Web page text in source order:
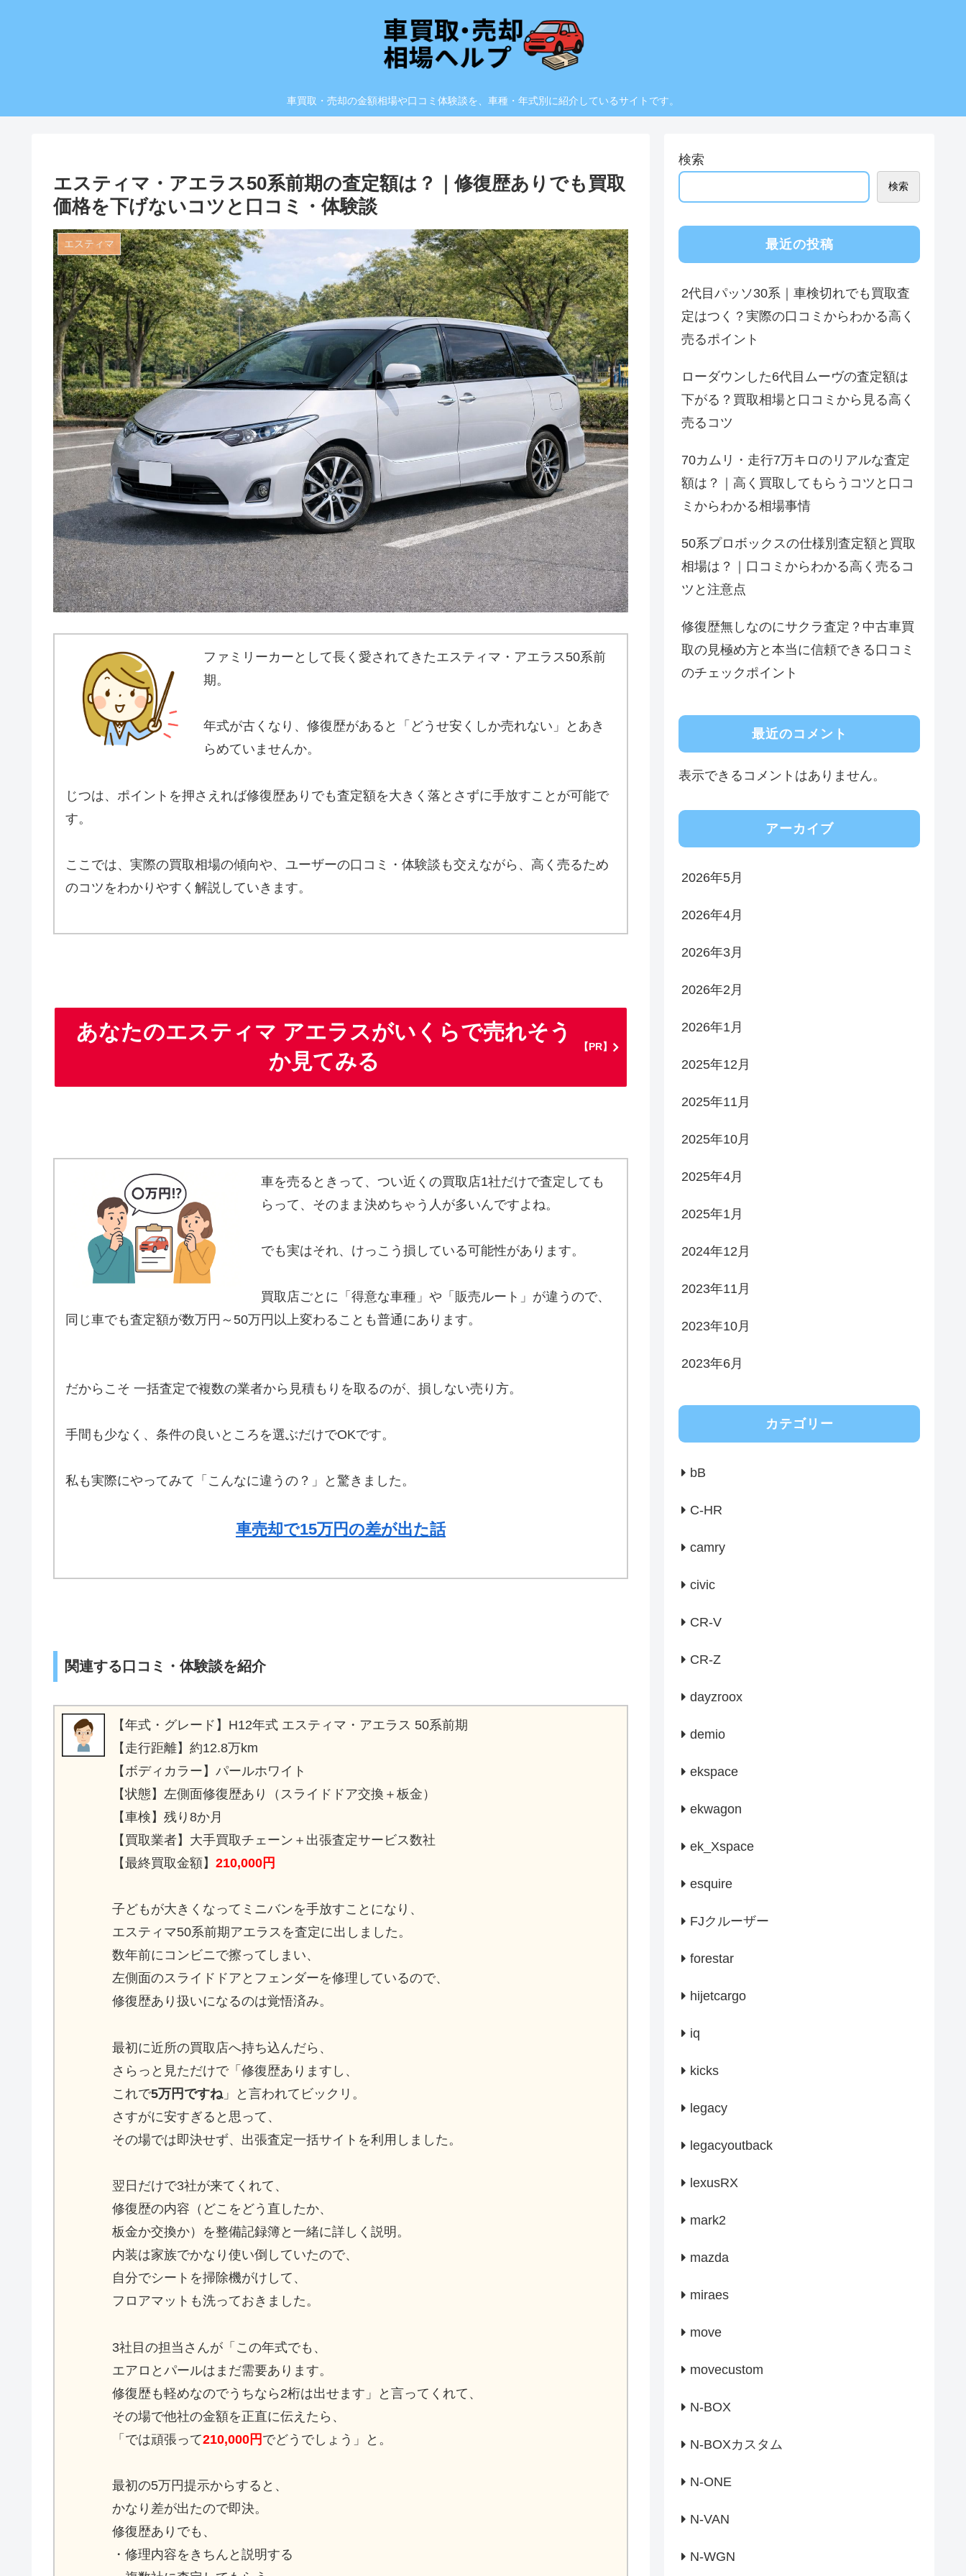
車買取・売却の金額相場や口コミ体験談を、車種・年式別に紹介しているサイトです。
エスティマ・アエラス50系前期の査定額は？｜修復歴ありでも買取
価格を下げないコツと口コミ・体験談
エスティマ
ファミリーカーとして長く愛されてきたエスティマ・アエラス50系前
期。
年式が古くなり、修復歴があると「どうせ安くしか売れない」とあき
らめていませんか。
じつは、ポイントを押さえれば修復歴ありでも査定額を大きく落とさずに手放すことが可能で
す。
ここでは、実際の買取相場の傾向や、ユーザーの口コミ・体験談も交えながら、高く売るため
のコツをわかりやすく解説していきます。
あなたのエスティマ アエラスがいくらで売れそう
か見てみる
【PR】
車を売るときって、つい近くの買取店1社だけで査定しても
らって、そのまま決めちゃう人が多いんですよね。
でも実はそれ、けっこう損している可能性があります。
買取店ごとに「得意な車種」や「販売ルート」が違うので、
同じ車でも査定額が数万円～50万円以上変わることも普通にあります。
だからこそ 一括査定で複数の業者から見積もりを取るのが、損しない売り方。
手間も少なく、条件の良いところを選ぶだけでOKです。
私も実際にやってみて「こんなに違うの？」と驚きました。
車売却で15万円の差が出た話
関連する口コミ・体験談を紹介
【年式・グレード】H12年式 エスティマ・アエラス 50系前期
【走行距離】約12.8万km
【ボディカラー】パールホワイト
【状態】左側面修復歴あり（スライドドア交換＋板金）
【車検】残り8か月
【買取業者】大手買取チェーン＋出張査定サービス数社
【最終買取金額】 210,000円
子どもが大きくなってミニバンを手放すことになり、
エスティマ50系前期アエラスを査定に出しました。
数年前にコンビニで擦ってしまい、
左側面のスライドドアとフェンダーを修理しているので、
修復歴あり扱いになるのは覚悟済み。
最初に近所の買取店へ持ち込んだら、
さらっと見ただけで「修復歴ありますし、
これで5万円ですね 」と言われてビックリ。
さすがに安すぎると思って、
その場では即決せず、出張査定一括サイトを利用しました。
翌日だけで3社が来てくれて、
修復歴の内容（どこをどう直したか、
板金か交換か）を整備記録簿と一緒に詳しく説明。
内装は家族でかなり使い倒していたので、
自分でシートを掃除機がけして、
フロアマットも洗っておきました。
3社目の担当さんが「この年式でも、
エアロとパールはまだ需要あります。
修復歴も軽めなのでうちなら2桁は出せます」と言ってくれて、
その場で他社の金額を正直に伝えたら、
「では頑張って210,000円 でどうでしょう」と。
最初の5万円提示からすると、
かなり差が出たので即決。
修復歴ありでも、
・修理内容をきちんと説明する
検索
検索
最近の投稿
2代目パッソ30系｜車検切れでも買取査
定はつく？実際の口コミからわかる高く
売るポイント
ローダウンした6代目ムーヴの査定額は
下がる？買取相場と口コミから見る高く
売るコツ
70カムリ・走行7万キロのリアルな査定
額は？｜高く買取してもらうコツと口コ
ミからわかる相場事情
50系プロボックスの仕様別査定額と買取
相場は？｜口コミからわかる高く売るコ
ツと注意点
修復歴無しなのにサクラ査定？中古車買
取の見極め方と本当に信頼できる口コミ
のチェックポイント
最近のコメント
表示できるコメントはありません。
アーカイブ
2026年5月
2026年4月
2026年3月
2026年2月
2026年1月
2025年12月
2025年11月
2025年10月
2025年4月
2025年1月
2024年12月
2023年11月
2023年10月
2023年6月
カテゴリー
bB
C-HR
camry
civic
CR-V
CR-Z
dayzroox
demio
ekspace
ekwagon
ek_Xspace
esquire
FJクルーザー
forestar
hijetcargo
iq
kicks
legacy
legacyoutback
lexusRX
mark2
mazda
miraes
move
movecustom
N-BOX
N-BOXカスタム
N-ONE
N-VAN
N-WGN